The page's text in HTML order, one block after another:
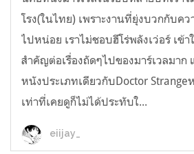
โรง(ในไทย) เพราะงานที่ยุ่งบวกกับค
ไปหน่อย เราไม่ชอบฮีโร่พลังเว่อร์ เข้
สำคัญต่อเรื่องถัดๆไปของมาร์เวลมา
หนังประเภทเดียวกับDoctor Strange
เท่าที่เคยดูก็ไม่ได้ประทับใ...
eiijay_